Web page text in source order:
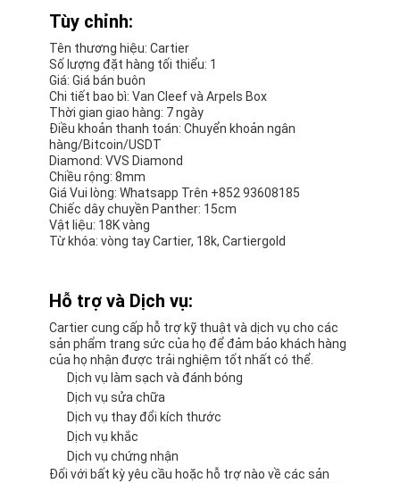
Tùy chỉnh:
Tên thương hiệu: Cartier
Số lượng đặt hàng tối thiểu: 1
Giá: Giá bán buôn
Chi tiết bao bì: Van Cleef và Arpels Box
Thời gian giao hàng: 7 ngày
Điều khoản thanh toán: Chuyển khoản ngân
hàng/Bitcoin/USDT
Diamond: VVS Diamond
Chiều rộng: 8mm
Giá Vui lòng: Whatsapp Trên +852 93608185
Chiếc dây chuyền Panther: 15cm
Vật liệu: 18K vàng
Từ khóa: vòng tay Cartier, 18k, Cartiergold
Hỗ trợ và Dịch vụ:
Cartier cung cấp hỗ trợ kỹ thuật và dịch vụ cho các
sản phẩm trang sức của họ để đảm bảo khách hàng
của họ nhận được trải nghiệm tốt nhất có thể.
Dịch vụ làm sạch và đánh bóng
Dịch vụ sửa chữa
Dịch vụ thay đổi kích thước
Dịch vụ khắc
Dịch vụ chứng nhận
Đối với bất kỳ yêu cầu hoặc hỗ trợ nào về các sản